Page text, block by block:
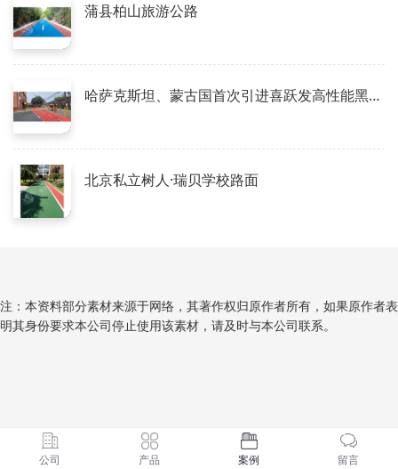
蒲县柏山旅游公路
哈萨克斯坦、蒙古国首次引进喜跃发高性能黑亮超微罩面混合料
北京私立树人·瑞贝学校路面
公司 产品 案例 留言
注：本资料部分素材来源于网络，其著作权归原作者所有，如果原作者表
明其身份要求本公司停止使用该素材，请及时与本公司联系。